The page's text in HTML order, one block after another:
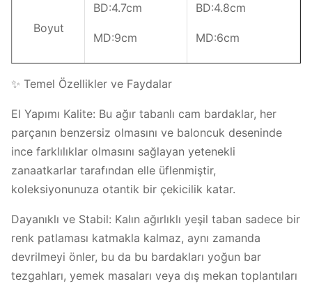
Boyut
BD:4.7cm
MD:9cm
Y:16cm
BD:4.8cm
MD:6cm
Y:17.5cm
Kapasite 400ml 260ml
Ağırlık 270g 255g
Renk yeşil
kutu, 24 adet/koli
kutu, 24 adet/koli
MOQ 1000 adet 1000 adet
✨ Temel Özellikler ve Faydalar
El Yapımı Kalite: Bu ağır tabanlı cam bardaklar, her
parçanın benzersiz olmasını ve baloncuk deseninde
ince farklılıklar olmasını sağlayan yetenekli
zanaatkarlar tarafından elle üflenmiştir,
koleksiyonunuza otantik bir çekicilik katar.
Dayanıklı ve Stabil: Kalın ağırlıklı yeşil taban sadece bir
renk patlaması katmakla kalmaz, aynı zamanda
devrilmeyi önler, bu da bu bardakları yoğun bar
tezgahları, yemek masaları veya dış mekan toplantıları